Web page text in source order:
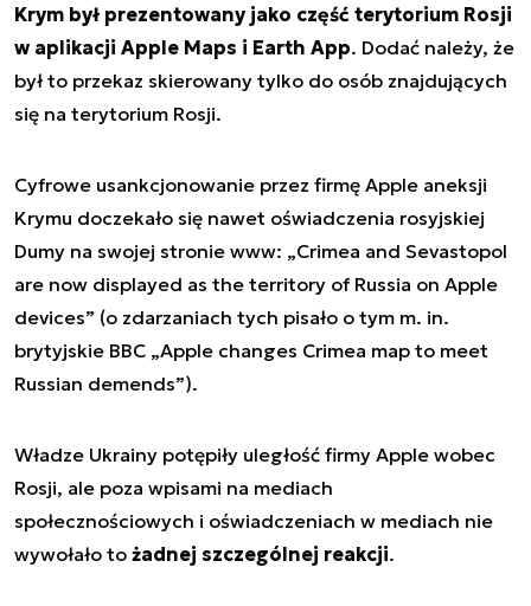
Krym był prezentowany jako część terytorium Rosji
w aplikacji Apple Maps i Earth App. Dodać należy, że
był to przekaz skierowany tylko do osób znajdujących
się na terytorium Rosji.
Cyfrowe usankcjonowanie przez firmę Apple aneksji
Krymu doczekało się nawet oświadczenia rosyjskiej
Dumy na swojej stronie www: „Crimea and Sevastopol
are now displayed as the territory of Russia on Apple
devices” (o zdarzaniach tych pisało o tym m. in.
brytyjskie BBC „Apple changes Crimea map to meet
Russian demends”).
Władze Ukrainy potępiły uległość firmy Apple wobec
Rosji, ale poza wpisami na mediach
społecznościowych i oświadczeniach w mediach nie
wywołało to żadnej szczególnej reakcji.